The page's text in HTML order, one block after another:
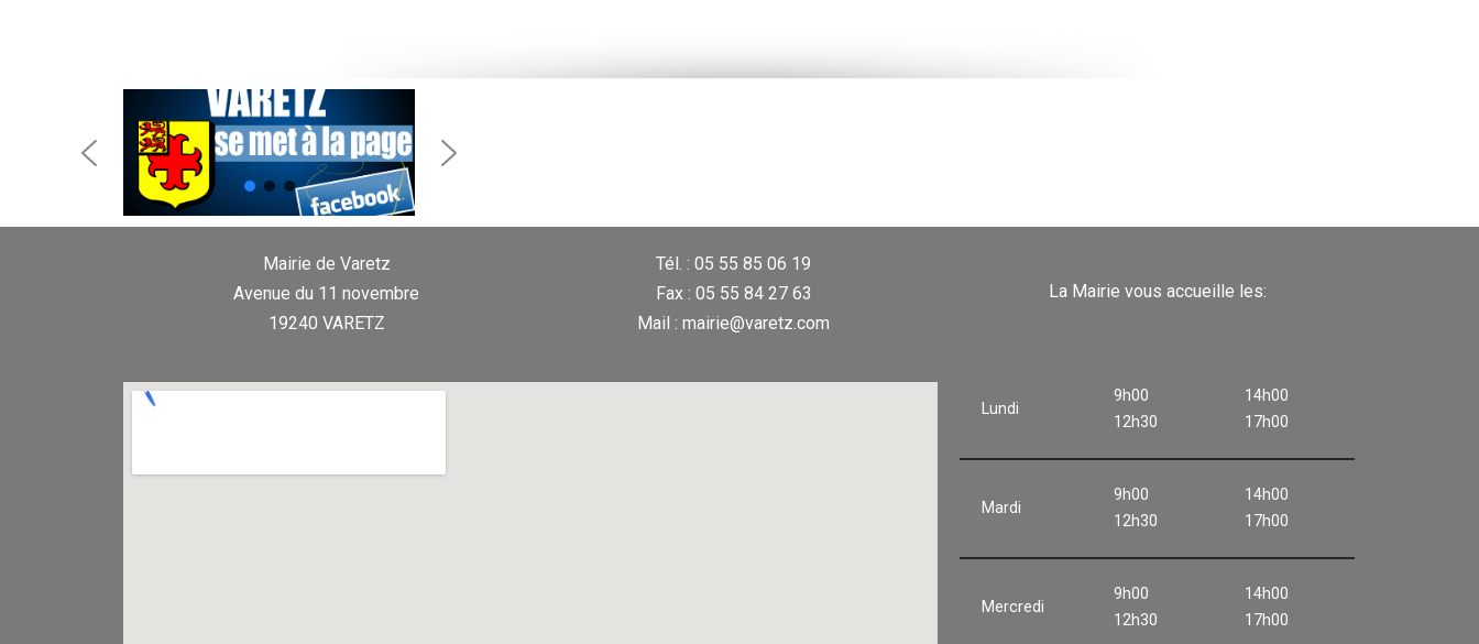
Mairie de Varetz
Avenue du 11 novembre
19240 VARETZ
Tél. : 05 55 85 06 19
Fax : 05 55 84 27 63
Mail : mairie@varetz.com
La Mairie vous accueille les:
Lundi
9h00
12h30
14h00
17h00
Mardi
9h00
12h30
14h00
17h00
Mercredi
9h00
12h30
14h00
17h00